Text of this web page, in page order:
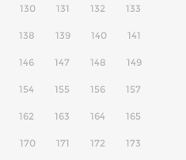
130 131 132 133
138 139 140 141
146 147 148 149
154 155 156 157
162 163 164 165
170 171 172 173